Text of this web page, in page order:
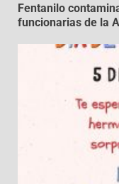
Fentanilo
funcionarias de la